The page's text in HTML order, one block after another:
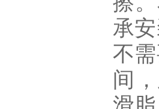
承
不
间